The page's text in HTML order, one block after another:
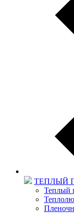
ТЕПЛЫЙ
Теплый